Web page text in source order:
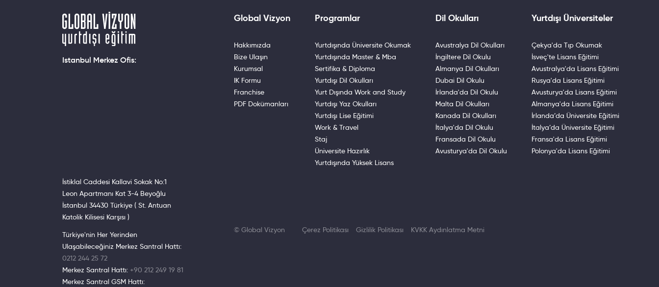
Istanbul Merkez Ofis:
İstiklal Caddesi Kallavi Sokak No:1
Leon Apartmanı Kat 3-4 Beyoğlu
İstanbul 34430 Türkiye ( St. Antuan
Katolik Kilisesi Karşısı )
Türkiye'nin Her Yerinden
Ulaşabileceğiniz Merkez Santral Hattı:
0212 244 25 72
Merkez Santral Hattı: +90 212 249 19 81
Merkez Santral GSM Hattı:
Global Vizyon
Hakkımızda
Bize Ulaşın
Kurumsal
IK Formu
Franchise
PDF Dokümanları
Programlar
Yurtdışında Üniversite Okumak
Yurtdışında Master & Mba
Sertifika & Diploma
Yurtdışı Dil Okulları
Yurt Dışında Work and Study
Yurtdışı Yaz Okulları
Yurtdışı Lise Eğitimi
Work & Travel
Staj
Üniversite Hazırlık
Yurtdışında Yüksek Lisans
Dil Okulları
Avustralya Dil Okulları
İngiltere Dil Okulu
Almanya Dil Okulları
Dubai Dil Okulu
İrlanda'da Dil Okulu
Malta Dil Okulları
Kanada Dil Okulları
İtalya'da Dil Okulu
Fransada Dil Okulu
Avusturya'da Dil Okulu
Yurtdışı Üniversiteler
Çekya'da Tıp Okumak
İsveç'te Lisans Eğitimi
Avustralya'da Lisans Eğitimi
Rusya'da Lisans Eğitimi
Avusturya'da Lisans Eğitimi
Almanya'da Lisans Eğitimi
İrlanda’da Üniversite Eğitimi
İtalya’da Üniversite Eğitimi
Fransa'da Lisans Eğitimi
Polonya'da Lisans Eğitimi
© Global Vizyon Çerez Politikası Gizlilik Politikası KVKK Aydınlatma Metni